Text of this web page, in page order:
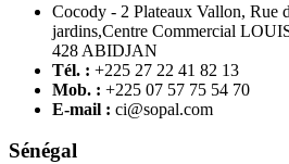
Cocody - 2 Plateaux Vallon, Rue
jardins,Centre Commercial
428 ABIDJAN
Tél. : +225 27 22 41 82 13
Mob. : +225 07 57 75 54 70
E-mail : ci@sopal.com
Sénégal